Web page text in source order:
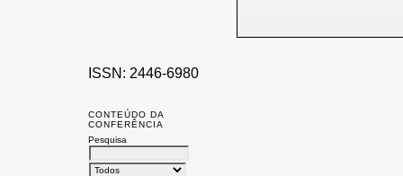
ISSN: 2446-6980
CONTEÚDO DA
CONFERÊNCIA
Pesquisa